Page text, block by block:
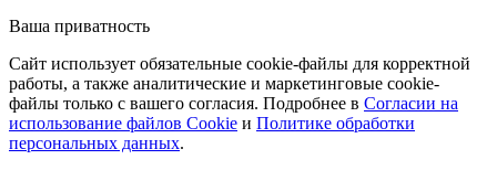
Ваша приватность
Сайт использует обязательные cookie-файлы для корректной
работы, а также аналитические и маркетинговые cookie-
файлы только с вашего согласия. Подробнее в Согласии на
использование файлов Cookie и Политике обработки
персональных данных.